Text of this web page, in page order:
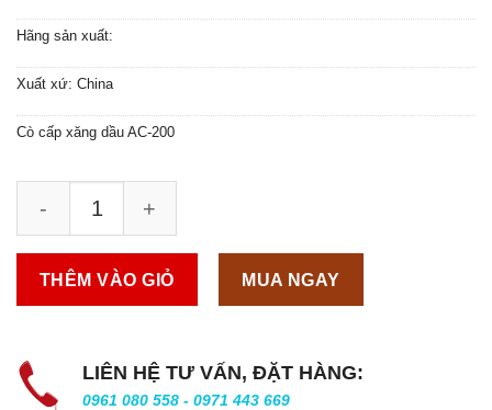
Hãng sản xuất:
Xuất xứ: China
Cò cấp xăng dầu AC-200
THÊM VÀO GIỎ MUA NGAY
LIÊN HỆ TƯ VẤN, ĐẶT HÀNG:
0961 080 558 - 0971 443 669